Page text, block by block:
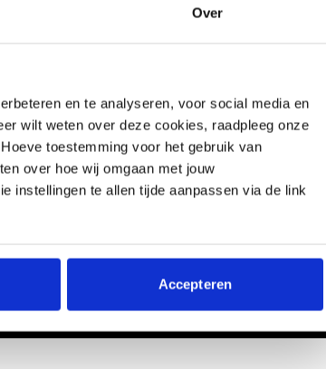
Over
en te analyseren, voor social media en
wilt weten over deze cookies, raadpleeg onze
toestemming voor het gebruik van
over hoe wij omgaan met jouw
instellingen te allen tijde aanpassen via de link
Accepteren